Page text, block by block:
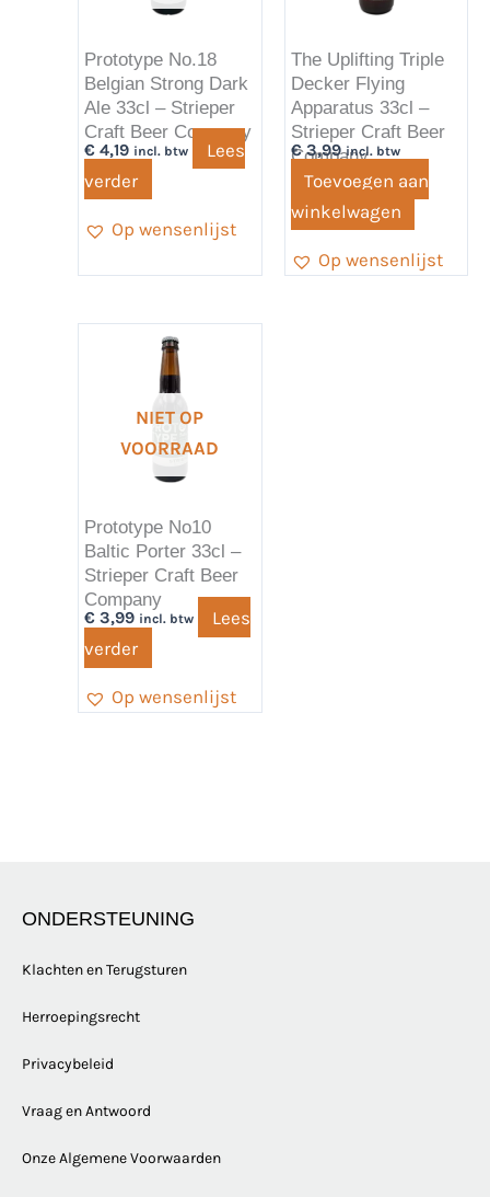
Prototype No.18
Belgian Strong Dark
Ale 33cl – Strieper
Craft Beer Company
€ 4,19 incl. btw
Lees
verder
Op wensenlijst
The Uplifting Triple
Decker Flying
Apparatus 33cl –
Strieper Craft Beer
Company
€3,99 incl. btw
Toevoegen aan
winkelwagen
Op wensenlijst
NIET OP
VOORRAAD
Prototype No10
Baltic Porter 33cl –
Strieper Craft Beer
Company
€ 3,99 incl. btw
Lees
verder
Op wensenlijst
ONDERSTEUNING
Klachten en Terugsturen
Herroepingsrecht
Privacybeleid
Vraag en Antwoord
Onze Algemene Voorwaarden